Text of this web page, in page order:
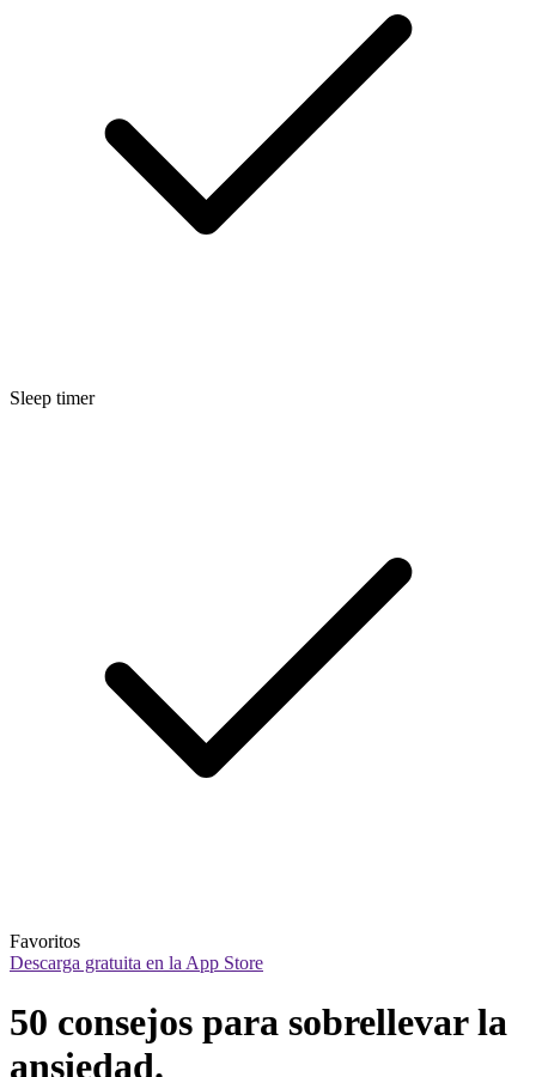
Sleep timer
Favoritos
Descarga gratuita en la App Store
50 consejos para sobrellevar la
ansiedad.